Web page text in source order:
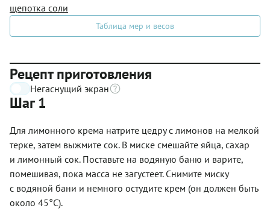
щепотка соли
Таблица мер и весов
Рецепт приготовления
Негаснущий экран
Шаг 1
Для лимонного крема натрите цедру с лимонов на мелкой
терке, затем выжмите сок. В миске смешайте яйца, сахар
и лимонный сок. Поставьте на водяную баню и варите,
помешивая, пока масса не загустеет. Снимите миску
с водяной бани и немного остудите крем (он должен быть
около 45°С).